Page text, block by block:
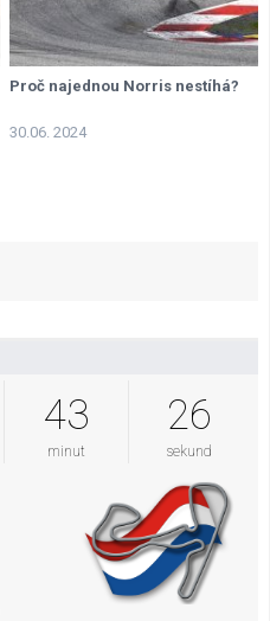
Proč najednou Norris nestíhá?
30.06. 2024
43
minut
25
sekund